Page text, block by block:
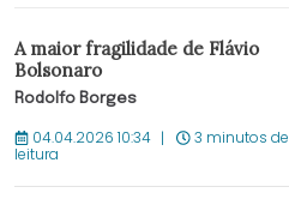
A maior fragilidade de Flávio
Bolsonaro
Rodolfo Borges
04.04.2026 10:34 3 minutos de
leitura